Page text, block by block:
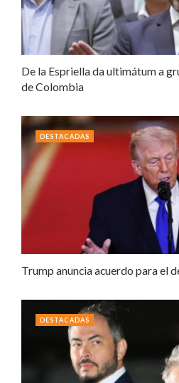
De la Espriella da ultimátum a
de Colombia
Trump anuncia acuerdo para el
DESTACADAS
DESTACADAS